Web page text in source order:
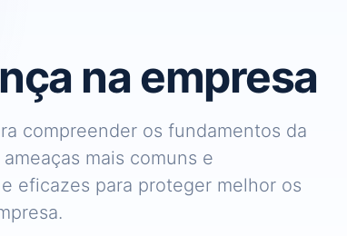
na empresa
compreender os fundamentos da
mais comuns e
eficazes para proteger melhor os